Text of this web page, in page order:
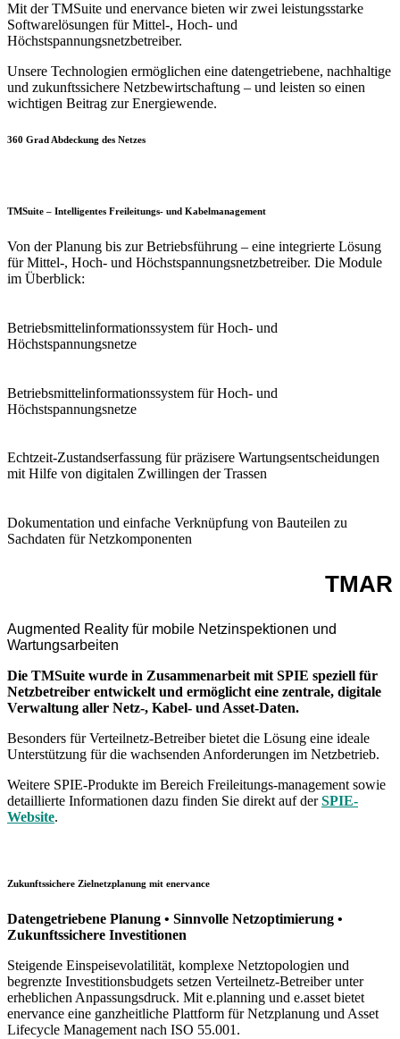
Mit der TMSuite und enervance bieten wir zwei leistungsstarke
Softwarelösungen für Mittel-, Hoch- und
Höchstspannungsnetzbetreiber.
Unsere Technologien ermöglichen eine datengetriebene, nachhaltige
und zukunftssichere Netzbewirtschaftung – und leisten so einen
wichtigen Beitrag zur Energiewende.
360 Grad Abdeckung des Netzes
TMSuite – Intelligentes Freileitungs- und Kabelmanagement
Von der Planung bis zur Betriebsführung – eine integrierte Lösung
für Mittel-, Hoch- und Höchstspannungsnetzbetreiber. Die Module
im Überblick:
Betriebsmittelinformationssystem für Hoch- und
Höchstspannungsnetze
Betriebsmittelinformationssystem für Hoch- und
Höchstspannungsnetze
Echtzeit-Zustandserfassung für präzisere Wartungsentscheidungen
mit Hilfe von digitalen Zwillingen der Trassen
Dokumentation und einfache Verknüpfung von Bauteilen zu
Sachdaten für Netzkomponenten
TMAR
Augmented Reality für mobile Netzinspektionen und
Wartungsarbeiten
Die TMSuite wurde in Zusammenarbeit mit SPIE speziell für
Netzbetreiber entwickelt und ermöglicht eine zentrale, digitale
Verwaltung aller Netz-, Kabel- und Asset-Daten.
Besonders für Verteilnetz-Betreiber bietet die Lösung eine ideale
Unterstützung für die wachsenden Anforderungen im Netzbetrieb.
Weitere SPIE-Produkte im Bereich Freileitungs-management sowie
detaillierte Informationen dazu finden Sie direkt auf derSPIE-
Website.
Zukunftssichere Zielnetzplanung mit enervance
Datengetriebene Planung • Sinnvolle Netzoptimierung •
Zukunftssichere Investitionen
Steigende Einspeisevolatilität, komplexe Netztopologien und
begrenzte Investitionsbudgets setzen Verteilnetz-Betreiber unter
erheblichen Anpassungsdruck. Mit e.planning und e.asset bietet
enervance eine ganzheitliche Plattform für Netzplanung und Asset
Lifecycle Management nach ISO 55.001.